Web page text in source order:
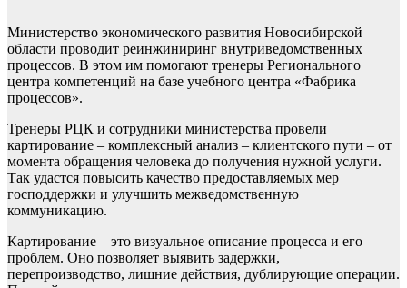
Министерство экономического развития Новосибирской
области проводит реинжиниринг внутриведомственных
процессов. В этом им помогают тренеры Регионального
центра компетенций на базе учебного центра «Фабрика
процессов».
Тренеры РЦК и сотрудники министерства провели
картирование – комплексный анализ – клиентского пути – от
момента обращения человека до получения нужной услуги.
Так удастся повысить качество предоставляемых мер
господдержки и улучшить межведомственную
коммуникацию.
Картирование – это визуальное описание процесса и его
проблем. Оно позволяет выявить задержки,
перепроизводство, лишние действия, дублирующие операции.